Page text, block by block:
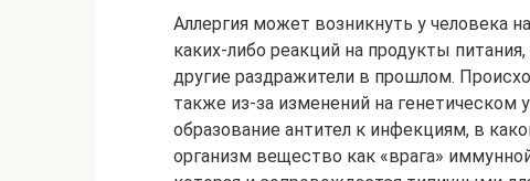
Аллергия может возникнуть у человека
каких-либо реакций на продукты
другие раздражители в прошлом.
также из-за изменений на
образование антител к инфекциям, в
организм вещество как «врага»